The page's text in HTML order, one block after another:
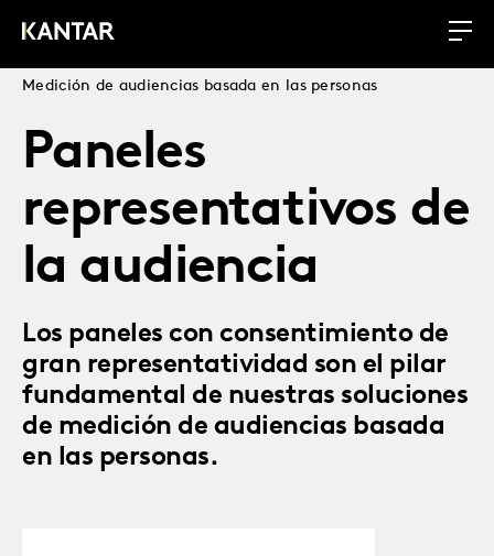
Medición de audiencias basada en las personas
Paneles
representativos de
la audiencia
Los paneles con consentimiento de
gran representatividad son el pilar
fundamental de nuestras soluciones
de medición de audiencias basada
en las personas.